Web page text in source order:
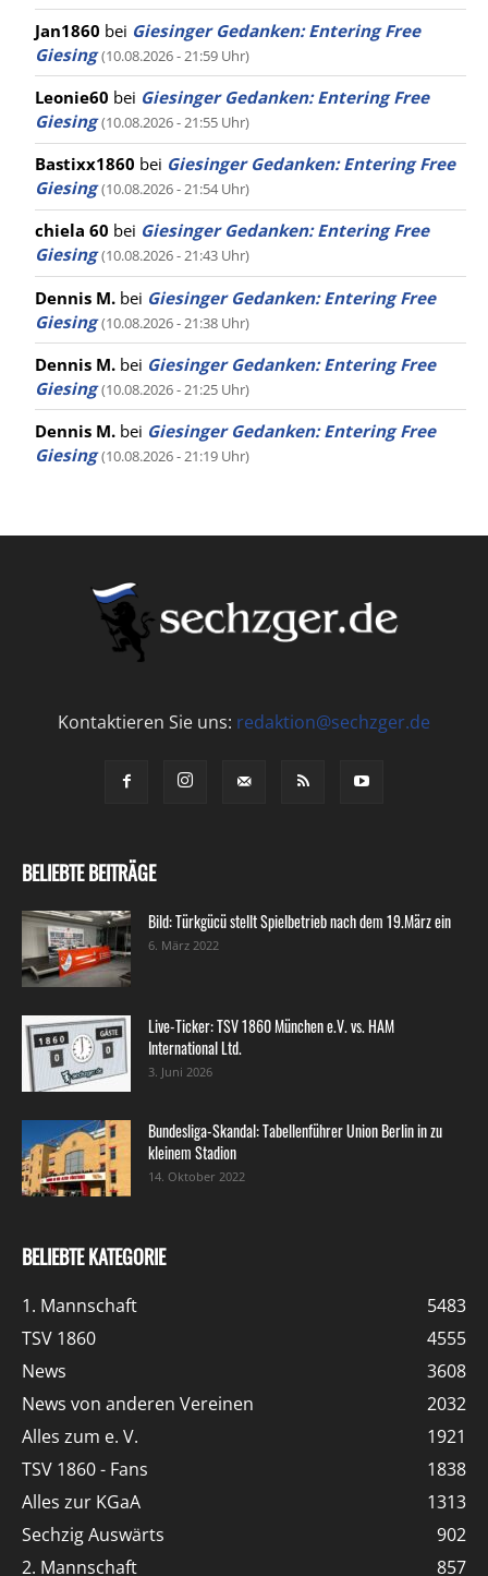
Jan1860 bei Giesinger Gedanken: Entering Free
Giesing (10.08.2026 - 21:59 Uhr)
Leonie60 bei Giesinger Gedanken: Entering Free
Giesing (10.08.2026 - 21:55 Uhr)
Bastixx1860 bei Giesinger Gedanken: Entering Free
Giesing (10.08.2026 - 21:54 Uhr)
chiela 60 bei Giesinger Gedanken: Entering Free
Giesing (10.08.2026 - 21:43 Uhr)
Dennis M. bei Giesinger Gedanken: Entering Free
Giesing (10.08.2026 - 21:38 Uhr)
Dennis M. bei Giesinger Gedanken: Entering Free
Giesing (10.08.2026 - 21:25 Uhr)
Dennis M. bei Giesinger Gedanken: Entering Free
Giesing (10.08.2026 - 21:19 Uhr)
Kontaktieren Sie uns: redaktion@sechzger.de
BELIEBTE BEITRÄGE
Bild: Türkgücü stellt Spielbetrieb nach dem 19.März ein
6. März 2022
Live-Ticker: TSV 1860 München e.V. vs. HAM
International Ltd.
3. Juni 2026
Bundesliga-Skandal: Tabellenführer Union Berlin in zu
kleinem Stadion
14. Oktober 2022
BELIEBTE KATEGORIE
1. Mannschaft
5483
TSV 1860
4555
News
3608
News von anderen Vereinen
2032
Alles zum e. V.
1921
TSV 1860 - Fans
1838
Alles zur KGaA
1313
Sechzig Auswärts
902
2. Mannschaft
857